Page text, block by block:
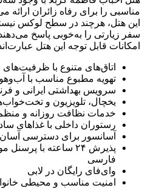
مناسبی را برای رفاه زائران ارائه
این هتل، هرچند در سطح لوکس
سفر زیارتی را به‌خوبی پاسخ
امکانات قابل توجه این هتل
اتاق‌های متنوع با ظرفیت‌های مختلف
تهویه مطبوع مناسب با
سرویس بهداشتی ایرانی و
یخچال، تلویزیون و
خدمات نظافت روزانه و
رستوران داخلی با غذاهای
آسانسور برای دسترسی
پذیرش ۲۴ ساعته با
فارسی
وای‌فای رایگان در لابی
امنیت مناسب و محیطی